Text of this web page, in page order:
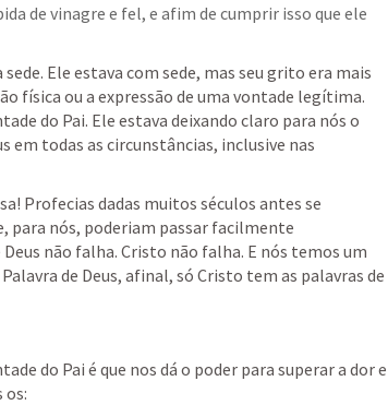
de vinagre e fel, e afim de cumprir isso que ele
Ele estava com sede, mas seu grito era mais
física ou a expressão de uma vontade legítima.
do Pai. Ele estava deixando claro para nós o
em todas as circunstâncias, inclusive nas
Profecias dadas muitos séculos antes se
para nós, poderiam passar facilmente
Deus não falha. Cristo não falha. E nós temos um
de Deus, afinal, só Cristo tem as palavras de
do Pai é que nos dá o poder para superar a dor e